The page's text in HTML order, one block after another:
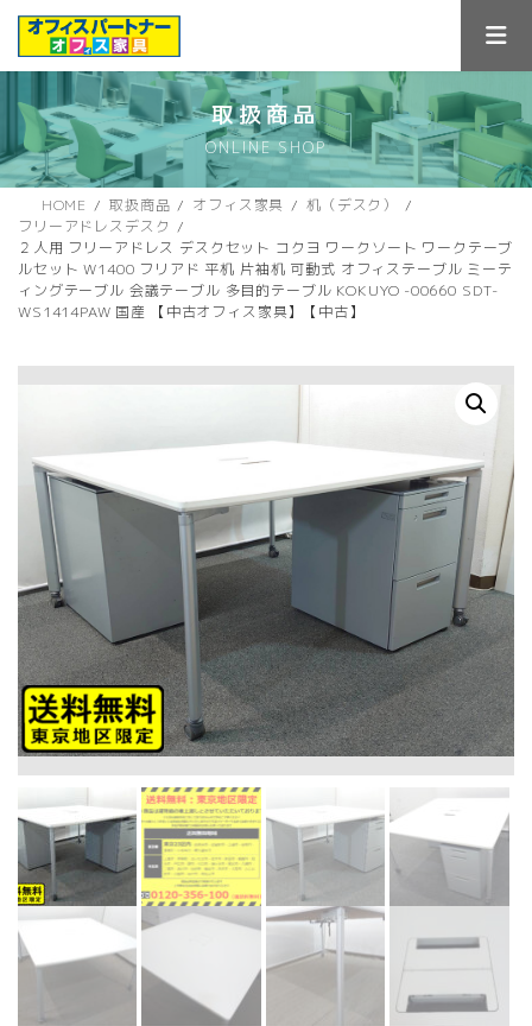
ス
キ
ン
に
取扱商品
ONLINE SHOP
HOME 取扱商品 オフィス家具
机（デスク）
フリーアドレスデスク
２人用 フリーアドレス デスクセット コクヨ ワークソート ワークテーブ
ルセット W1400 フリアド 平机 片袖机 可動式 オフィステーブル ミーテ
ィングテーブル 会議テーブル 多目的テーブル KOKUYO -00660 SDT-
WS1414PAW 国産 【中古オフィス家具】【中古】